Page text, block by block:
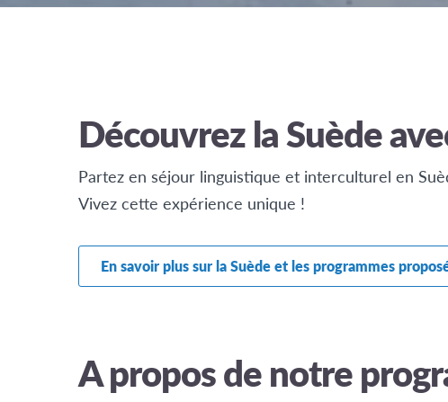
Découvrez la Suède
Partez en séjour linguistique et interculturel en
Vivez cette expérience unique !
En savoir plus sur la Suède et les programmes
A propos de notre